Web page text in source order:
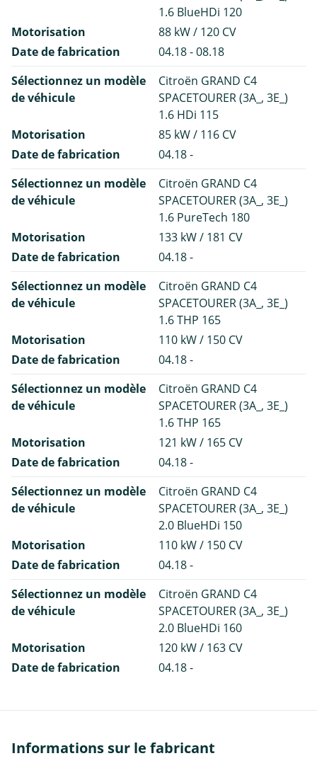
1.6 BlueHDi 120
Motorisation
88 kW / 120 CV
Date de fabrication
04.18 - 08.18
Sélectionnez un modèle
de véhicule
Citroën GRAND C4
SPACETOURER (3A_, 3E_)
1.6 HDi 115
Motorisation
85 kW / 116 CV
Date de fabrication
04.18 -
Sélectionnez un modèle
de véhicule
Citroën GRAND C4
SPACETOURER (3A_, 3E_)
1.6 PureTech 180
Motorisation
133 kW / 181 CV
Date de fabrication
04.18 -
Sélectionnez un modèle
de véhicule
Citroën GRAND C4
SPACETOURER (3A_, 3E_)
1.6 THP 165
Motorisation
110 kW / 150 CV
Date de fabrication
04.18 -
Sélectionnez un modèle
de véhicule
Citroën GRAND C4
SPACETOURER (3A_, 3E_)
1.6 THP 165
Motorisation
121 kW / 165 CV
Date de fabrication
04.18 -
Sélectionnez un modèle
de véhicule
Citroën GRAND C4
SPACETOURER (3A_, 3E_)
2.0 BlueHDi 150
Motorisation
110 kW / 150 CV
Date de fabrication
04.18 -
Sélectionnez un modèle
de véhicule
Citroën GRAND C4
SPACETOURER (3A_, 3E_)
2.0 BlueHDi 160
Motorisation
120 kW / 163 CV
Date de fabrication
04.18 -
Informations sur le fabricant